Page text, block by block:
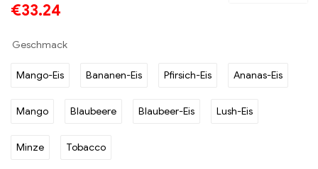
€33.24
Geschmack
Mango-Eis Bananen-Eis Pfirsich-Eis Ananas-Eis
Mango Blaubeere Blaubeer-Eis Lush-Eis
Minze Tobacco